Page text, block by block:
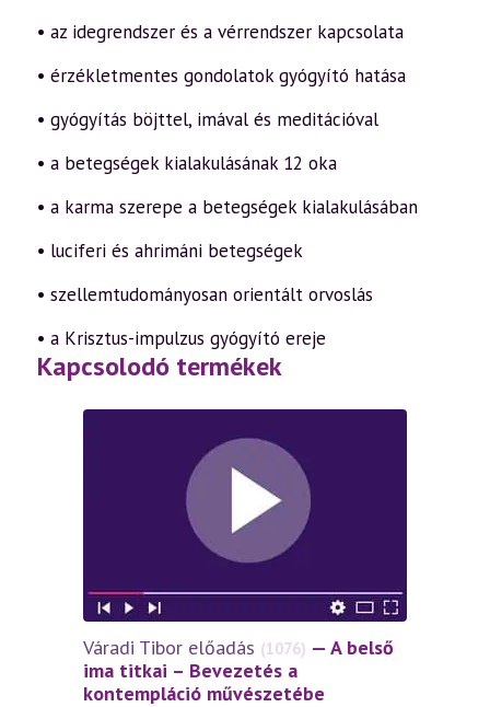
• az idegrendszer és a vérrendszer kapcsolata
• érzékletmentes gondolatok gyógyító hatása
• gyógyítás böjttel, imával és meditációval
• a betegségek kialakulásának 12 oka
• a karma szerepe a betegségek kialakulásában
• luciferi és ahrimáni betegségek
• szellemtudományosan orientált orvoslás
• a Krisztus-impulzus gyógyító ereje
Kapcsolodó termékek
Váradi Tibor előadás (1076) — A belső
ima titkai – Bevezetés a
kontempláció művészetébe